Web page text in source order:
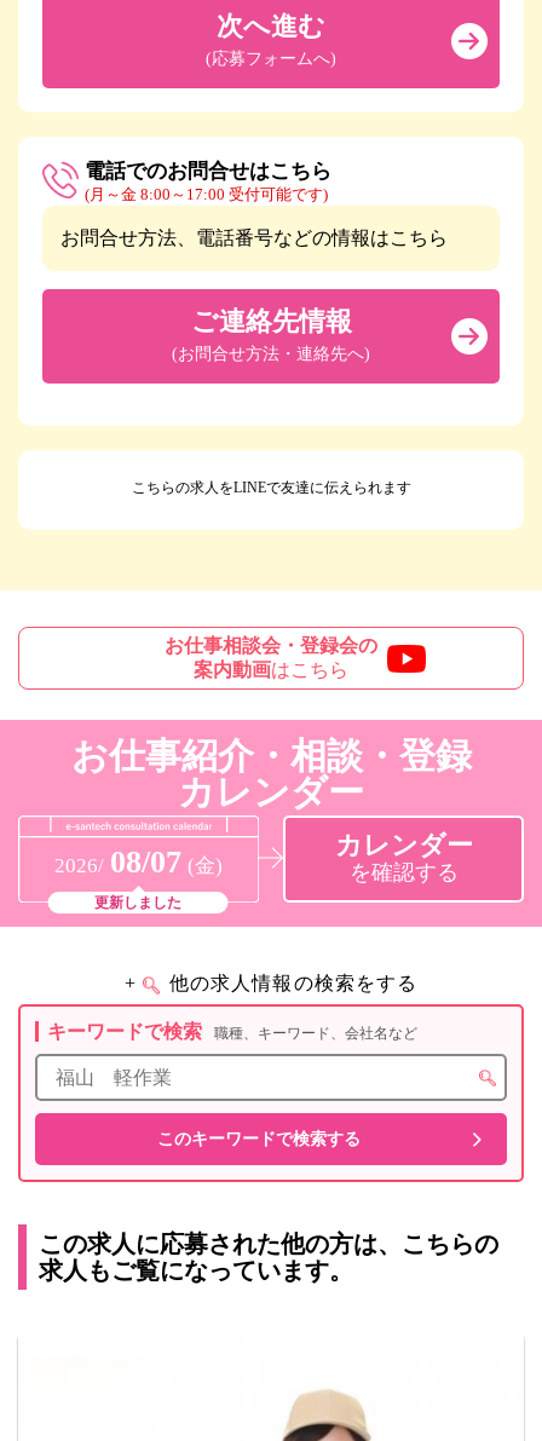
次へ進む
(応募フォームへ)
電話でのお問合せはこちら
(月～金 8:00～17:00 受付可能です)
お問合せ方法、電話番号などの情報はこちら
ご連絡先情報
(お問合せ方法・連絡先へ)
こちらの求人をLINEで友達に伝えられます
お仕事相談会・登録会の
案内動画はこちら
お仕事紹介・相談・登録
カレンダー
2026/ 08/07 (金)
更新しました
カレンダー
を確認する
+ 他の求人情報の検索をする
キーワードで検索 職種、キーワード、会社名など
この求人に応募された他の方は、こちらの
求人もご覧になっています。